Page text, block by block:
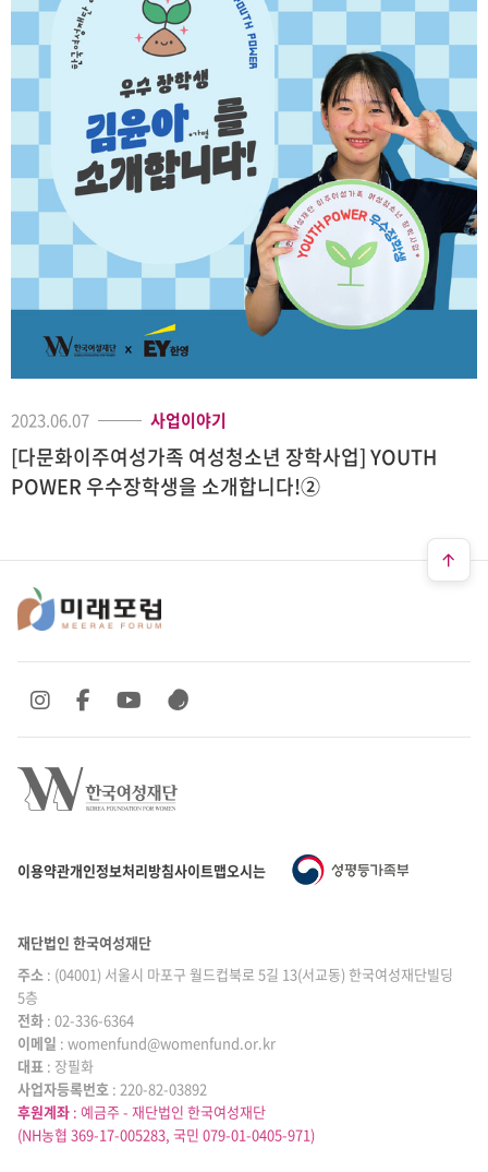
2023.06.07 사업이야기
[다문화이주여성가족 여성청소년 장학사업] YOUTH
POWER 우수장학생을 소개합니다!②
이용약관개인정보처리방침사이트맵오시는 길
SNS 바로가기
SNS 바로가기SNS 바로가기
SNS 바로가기
재단법인 한국여성재단
주소 : (04001) 서울시 마포구 월드컵북로 5길 13(서교동) 한국여성재단빌딩
5층
전화 : 02-336-6364
|
이메일 : womenfund@womenfund.or.kr
|
대표 : 장필화
|
사업자등록번호 : 220-82-03892
후원계좌 : 예금주 - 재단법인 한국여성재단
(NH농협 369-17-005283, 국민 079-01-0405-971)